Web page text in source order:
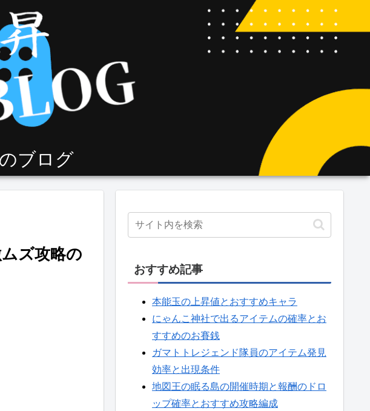
ブログ
ズ攻略の
おすすめ記事
本能玉の上昇値とおすすめキャラ
にゃんこ神社で出るアイテムの確率とお
すすめのお賽銭
ガマトトレジェンド隊員のアイテム発見
効率と出現条件
地図王の眠る島の開催時期と報酬のドロ
ップ確率とおすすめ攻略編成